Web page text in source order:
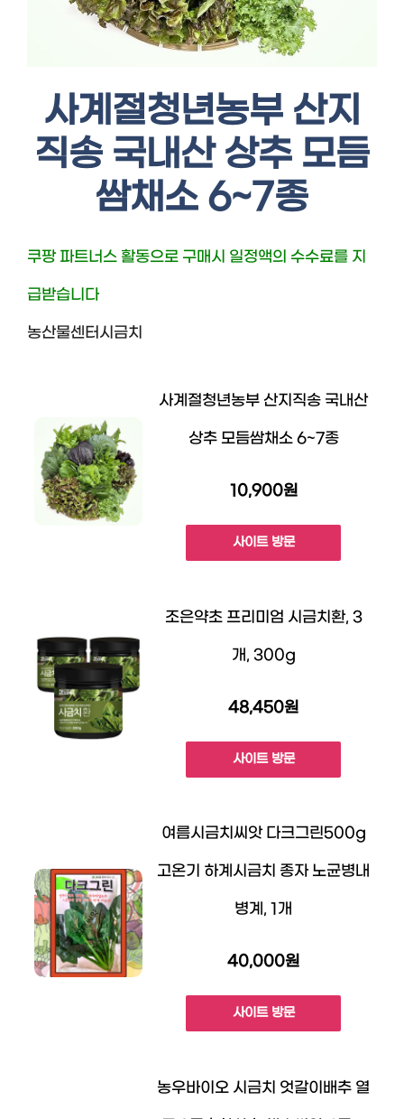
사계절청년농부 산지
직송 국내산 상추 모듬
쌈채소 6~7종
쿠팡 파트너스 활동으로 구매시 일정액의 수수료를 지
급받습니다
농산물센터시금치
사계절청년농부 산지직송 국내산
상추 모듬쌈채소 6~7종
10,900원
사이트 방문
조은약초 프리미엄 시금치환, 3
개, 300g
48,450원
사이트 방문
여름시금치씨앗 다크그린500g
고온기 하계시금치 종자 노균병내
병계, 1개
40,000원
사이트 방문
농우바이오 시금치 엇갈이배추 열